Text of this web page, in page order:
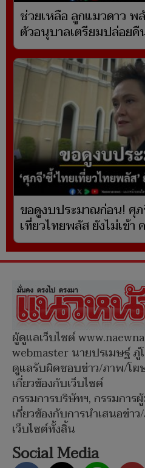
ช่วยเหลือ ลูกแมวดาว พ
ตัวอนุบาลเตรียมปล่อยคื
ขอดูงบประมาณก่อน! ศุภ
เที่ยวไทยพลัส ยังไม่เข้า
ผู้ดูแลเว็บไซต์
webmaster นายปรเมษฐ์ ภู่
ดูแลรับผิดชอบข่าว/ภาพ/โ
เกี่ยวข้องกับเว็บไซต์
กรรมการบริษัทฯ, กรรมการ
เกี่ยวข้องกับการนำเสนอข่า
เว็บไซต์ทั้งสิ้น
Social Media